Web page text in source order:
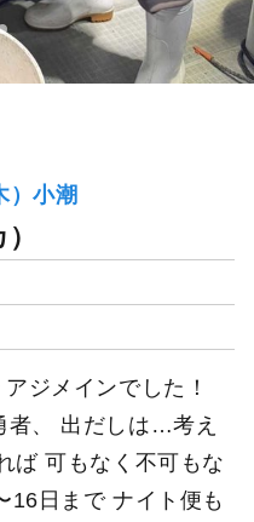
）小潮
ジメインでした！
者、 出だしは…考え
ば 可もなく不可もな
日まで ナイト便も